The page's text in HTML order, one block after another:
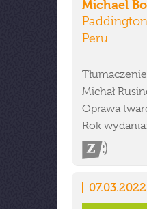
Michael
Peru
Tłumaczenie
Michał
Oprawa
Rok
07.03.2022